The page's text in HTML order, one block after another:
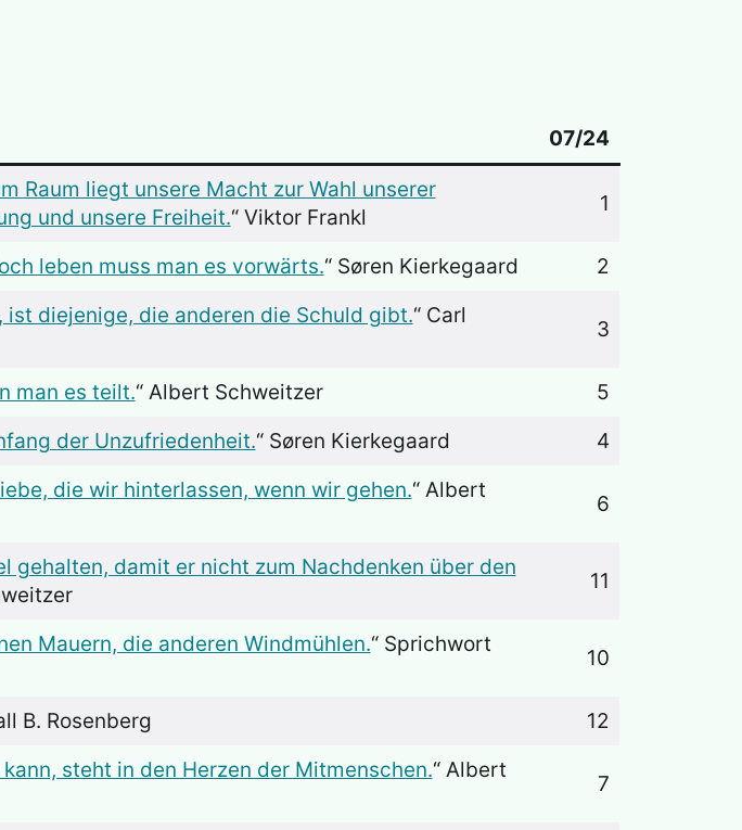
07/24
Raum liegt unsere Macht zur Wahl unserer
und unsere Freiheit.“ Viktor Frankl
1
leben muss man es vorwärts.“ Søren Kierkegaard 2
diejenige, die anderen die Schuld gibt.“ Carl
3
man es teilt.“ Albert Schweitzer
5
der Unzufriedenheit.“ Søren Kierkegaard 4
die wir hinterlassen, wenn wir gehen.“ Albert
6
gehalten, damit er nicht zum Nachdenken über den
11
Mauern, die anderen Windmühlen.“ Sprichwort
10
B. Rosenberg 12
steht in den Herzen der Mitmenschen.“ Albert
7